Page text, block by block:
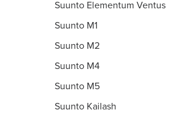
Suunto Elementum Ventus
Suunto M1
Suunto M2
Suunto M4
Suunto M5
Suunto Kailash